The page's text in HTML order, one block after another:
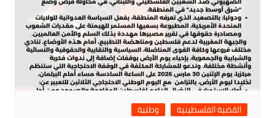
القضية الفلسطينية وطنية